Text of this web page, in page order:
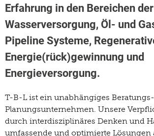
Erfahrung in den Bereichen der
Wasserversorgung, Öl- und
Pipeline Systeme,
Energie(rück)gewinnung und
Energieversorgung.
T-B-L ist ein unabhängiges
Planungsunternehmen. Unsere
durch interdisziplinäres Denken und
umfassende und optimierte Lösungen